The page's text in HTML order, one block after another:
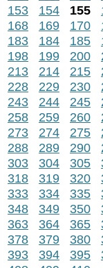
153
154 155
168
169 170
183
184 185
198
199 200
213
214 215
228
229 230
243
244 245
258
259 260
273
274 275
288
289 290
303
304 305
318
319 320
333
334 335
348
349 350
363
364 365
378
379 380
393
394 395